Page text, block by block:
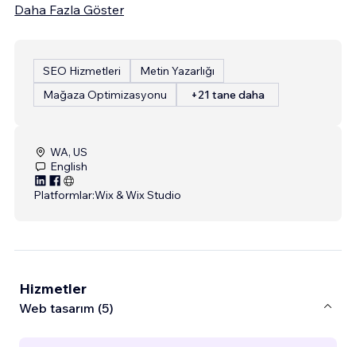
Daha Fazla Göster
SEO Hizmetleri
Metin Yazarlığı
Mağaza Optimizasyonu
+21 tane daha
WA, US
English
Platformlar:Wix & Wix Studio
Hizmetler
Web tasarım (5)